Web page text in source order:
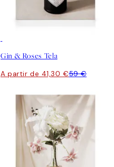
Gin & Roses Tela
A partir de 41,30 €59 €